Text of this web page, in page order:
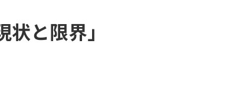
と限界」